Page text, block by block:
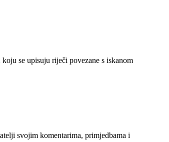
se upisuju riječi povezane s iskanom
svojim komentarima, primjedbama i